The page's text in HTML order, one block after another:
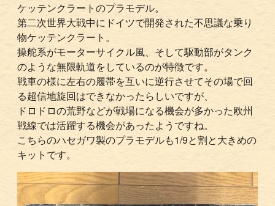
ケッテンクラートのプラモデル。
第二次世界大戦中にドイツで開発された不思議な乗り
物ケッテンクラート。
操舵系がモーターサイクル風、そして駆動部がタンク
のような無限軌道をしているのが特徴です。
戦車の様に左右の履帯を互いに逆行させてその場で回
る超信地旋回はできなかったらしいですが、
ドロドロの荒野などが戦場になる機会が多かった欧州
戦線では活躍する機会があったようですね。
こちらのハセガワ製のプラモデルも1/9と割と大きめの
キットです。